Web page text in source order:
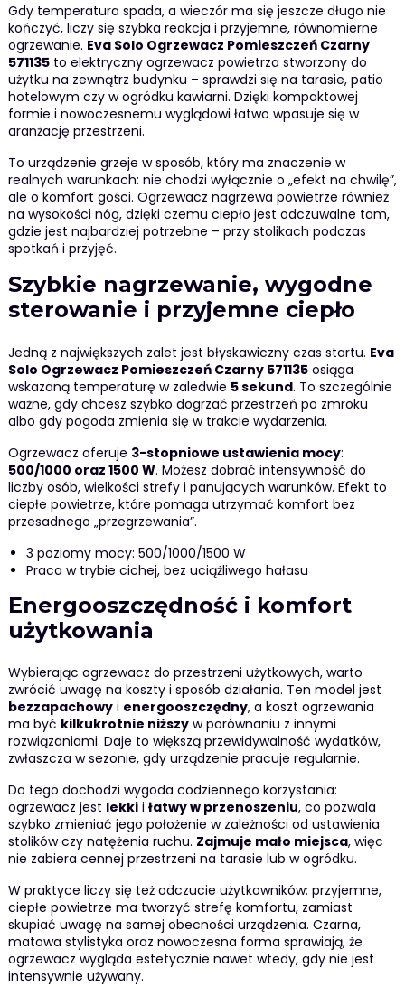
Gdy temperatura spada, a wieczór ma się jeszcze długo nie
kończyć, liczy się szybka reakcja i przyjemne, równomierne
ogrzewanie. Eva Solo Ogrzewacz Pomieszczeń Czarny
571135to elektryczny ogrzewacz powietrza stworzony do
użytku na zewnątrz budynku – sprawdzi się na tarasie, patio
hotelowym czy w ogródku kawiarni. Dzięki kompaktowej
formie i nowoczesnemu wyglądowi łatwo wpasuje się w
aranżację przestrzeni.
To urządzenie grzeje w sposób, który ma znaczenie w
realnych warunkach: nie chodzi wyłącznie o „efekt na chwilę”,
ale o komfort gości. Ogrzewacz nagrzewa powietrze również
na wysokości nóg, dzięki czemu ciepło jest odczuwalne tam,
gdzie jest najbardziej potrzebne – przy stolikach podczas
spotkań i przyjęć.
Szybkie nagrzewanie, wygodne
sterowanie i przyjemne ciepło
Jedną z największych zalet jest błyskawiczny czas startu. Eva
Solo Ogrzewacz Pomieszczeń Czarny 571135osiąga
wskazaną temperaturę w zaledwie 5 sekund. To szczególnie
ważne, gdy chcesz szybko dogrzać przestrzeń po zmroku
albo gdy pogoda zmienia się w trakcie wydarzenia.
Ogrzewacz oferuje 3-stopniowe ustawienia mocy:
500/1000 oraz 1500 W. Możesz dobrać intensywność do
liczby osób, wielkości strefy i panujących warunków. Efekt to
ciepłe powietrze, które pomaga utrzymać komfort bez
przesadnego „przegrzewania”.
3 poziomy mocy: 500/1000/1500 W
Praca w trybie cichej, bez uciążliwego hałasu
Energooszczędność i komfort
użytkowania
Wybierając ogrzewacz do przestrzeni użytkowych, warto
zwrócić uwagę na koszty i sposób działania. Ten model jest
bezzapachowyi energooszczędny, a koszt ogrzewania
ma być kilkukrotnie niższyw porównaniu z innymi
rozwiązaniami. Daje to większą przewidywalność wydatków,
zwłaszcza w sezonie, gdy urządzenie pracuje regularnie.
Do tego dochodzi wygoda codziennego korzystania:
ogrzewacz jest lekkii łatwy w przenoszeniu, co pozwala
szybko zmieniać jego położenie w zależności od ustawienia
stolików czy natężenia ruchu. Zajmuje mało miejsca, więc
nie zabiera cennej przestrzeni na tarasie lub w ogródku.
W praktyce liczy się też odczucie użytkowników: przyjemne,
ciepłe powietrze ma tworzyć strefę komfortu, zamiast
skupiać uwagę na samej obecności urządzenia. Czarna,
matowa stylistyka oraz nowoczesna forma sprawiają, że
ogrzewacz wygląda estetycznie nawet wtedy, gdy nie jest
intensywnie używany.